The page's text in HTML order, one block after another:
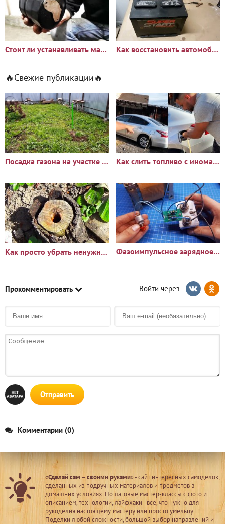
Стоит ли устанавливать магнит на масляный фильтр Как восстановить автомобильный аккумулятор пищевой содой
🔥Свежие публикации🔥
Посадка газона на участке с сорняками: опыт и результаты Как слить топливо с иномарки через горловину бака
Как просто убрать ненужный пень?🪵 Фазоимпульсное зарядное устройство своими руками
Прокомментировать
Отправить
Комментарии (0)
«Сделай сам – своими руками» - сайт интересных самоделок,
сделанных из подручных материалов и предметов в
домашних условиях. Пошаговые мастер-классы с фото и
описанием, технологии, лайфхаки - все, что нужно для
рукоделия настоящему мастеру или просто умельцу.
Поделки любой сложности, большой выбор направлений и